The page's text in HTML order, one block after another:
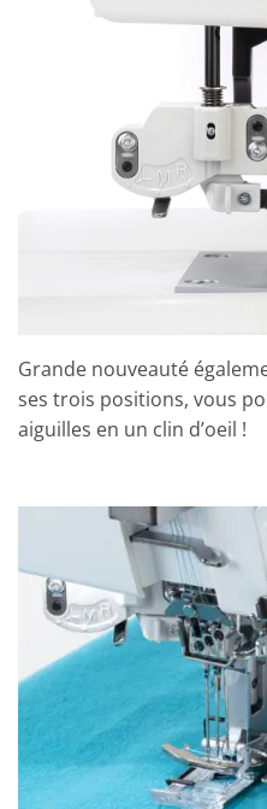
Grande nouveauté
ses trois positions, vous
aiguilles en un clin d’oeil !